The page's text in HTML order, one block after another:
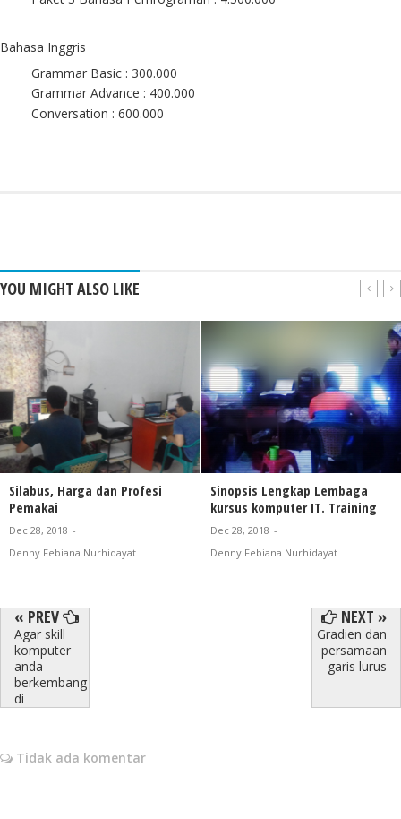
Bahasa Inggris
Grammar Basic : 300.000
Grammar Advance : 400.000
Conversation : 600.000
YOU MIGHT ALSO LIKE
Silabus, Harga dan Profesi
Pemakai
Dec 28, 2018 -
Denny Febiana Nurhidayat
Sinopsis Lengkap Lembaga
kursus komputer IT. Training
Dec 28, 2018 -
Denny Febiana Nurhidayat
« PREV
Agar skill
komputer
anda
berkembang
di
NEXT »
Gradien dan
persamaan
garis lurus
Tidak ada komentar